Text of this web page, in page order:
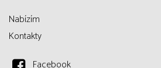
Nabízím
Kontakty